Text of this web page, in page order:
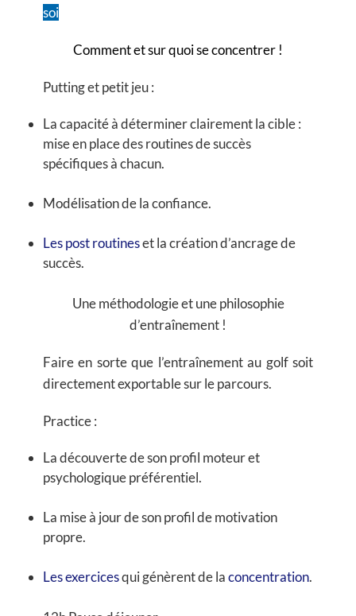
soi
Comment et sur quoi se concentrer !
Putting et petit jeu :
La capacité à déterminer clairement la cible :
mise en place des routines de succès
spécifiques à chacun.
Modélisation de la confiance.
Les post routineset la création d’ancrage de
succès.
Une méthodologie et une philosophie
d’entraînement !
Faire en sorte que l’entraînement au golf soit
directement exportable sur le parcours.
Practice :
La découverte de son profil moteur et
psychologique préférentiel.
La mise à jour de son profil de motivation
propre.
Les exercicesqui génèrent de laconcentration.